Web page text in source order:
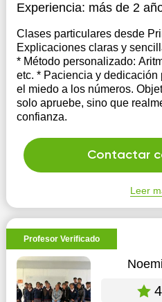
Experiencia: más de 2
Clases particulares desde
Explicaciones claras y
* Método personalizado:
etc. * Paciencia y dedicación para que el alumno pierda
el miedo a los números. Objetivo: que el estudiante no
solo apruebe, sino que
confianza.
Contactar
Leer
Profesor Verificado